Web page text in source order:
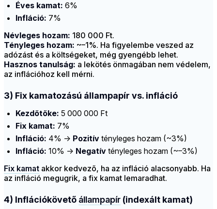
Éves kamat: 6%
Infláció: 7%
Névleges hozam: 180 000 Ft.
Tényleges hozam: ~–1%. Ha figyelembe veszed az
adózást és a költségeket, még gyengébb lehet.
Hasznos tanulság: a lekötés önmagában nem védelem,
az inflációhoz kell mérni.
3) Fix kamatozású állampapír vs. infláció
Kezdőtőke: 5 000 000 Ft
Fix kamat: 7%
Infláció: 4% → Pozitív tényleges hozam (~3%)
Infláció: 10% → Negatív tényleges hozam (~–3%)
Fix kamat akkor kedvező, ha az infláció alacsonyabb. Ha
az infláció megugrik, a fix kamat lemaradhat.
4) Inflációkövető állampapír (indexált kamat)